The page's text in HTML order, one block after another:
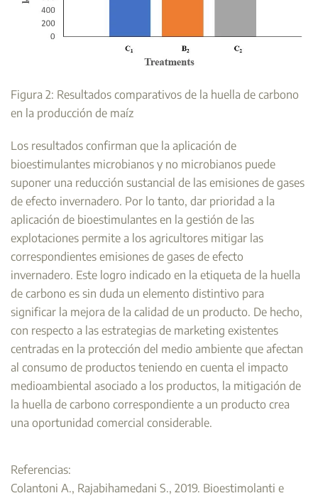
Figura 2: Resultados comparativos de la huella de carbono
en la producción de maíz
Los resultados confirman que la aplicación de
bioestimulantes microbianos y no microbianos puede
suponer una reducción sustancial de las emisiones de gases
de efecto invernadero. Por lo tanto, dar prioridad a la
aplicación de bioestimulantes en la gestión de las
explotaciones permite a los agricultores mitigar las
correspondientes emisiones de gases de efecto
invernadero. Este logro indicado en la etiqueta de la huella
de carbono es sin duda un elemento distintivo para
significar la mejora de la calidad de un producto. De hecho,
con respecto a las estrategias de marketing existentes
centradas en la protección del medio ambiente que afectan
al consumo de productos teniendo en cuenta el impacto
medioambiental asociado a los productos, la mitigación de
la huella de carbono correspondiente a un producto crea
una oportunidad comercial considerable.
Referencias:
Colantoni A., Rajabihamedani S., 2019. Bioestimolanti e